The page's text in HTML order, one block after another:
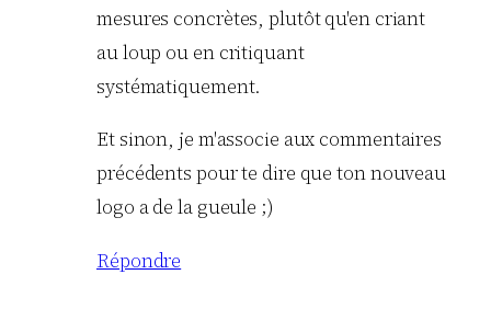
mesures concrètes, plutôt qu'en criant
au loup ou en critiquant
systématiquement.
Et sinon, je m'associe aux commentaires
précédents pour te dire que ton nouveau
logo a de la gueule ;)
Répondre